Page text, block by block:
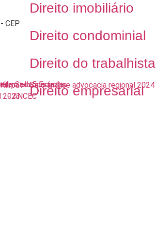
CEP
Direito imobiliário
Direito condominial
Direito do trabalhista
Direito empresarial